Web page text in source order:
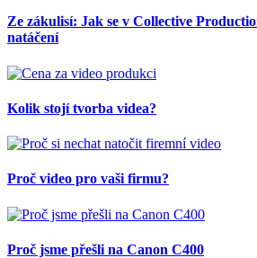
Ze zákulisí: Jak se v Collective
natáčení
Kolik stojí tvorba videa?
Proč video pro vaši firmu?
Proč jsme přešli na Canon C400